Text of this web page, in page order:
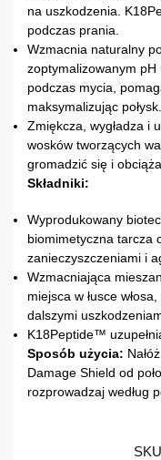
na uszkodzenia.
podczas prania.
Wzmacnia naturalny
zoptymalizowanym pH
podczas mycia,
maksymalizując połysk.
Zmiękcza, wygładza i
wosków tworzących
gromadzić się i
Składniki:
Wyprodukowany
biomimetyczna tarcza
zanieczyszczeniami i
Wzmacniająca
miejsca w łusce
dalszymi
K18Peptide™
Sposób użycia:
Damage Shield od
rozprowadzaj według